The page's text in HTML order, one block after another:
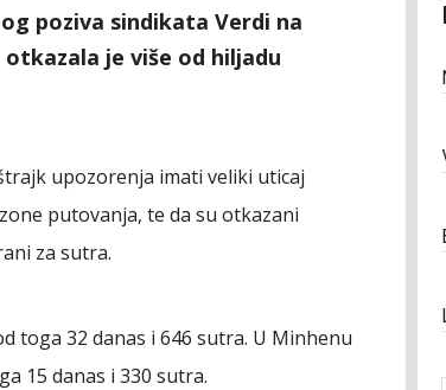
poziva sindikata Verdi na
je više od hiljadu
upozorenja imati veliki uticaj
putovanja, te da su otkazani
za sutra.
toga 32 danas i 646 sutra. U Minhenu
15 danas i 330 sutra.